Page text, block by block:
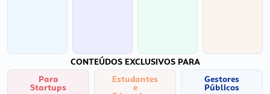
CONTEÚDOS EXCLUSIVOS PARA
Para
Startups
Estudantes
e
Gestores
Públicos